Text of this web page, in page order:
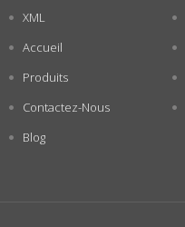
XML
Accueil
Produits
Contactez-Nous
Blog